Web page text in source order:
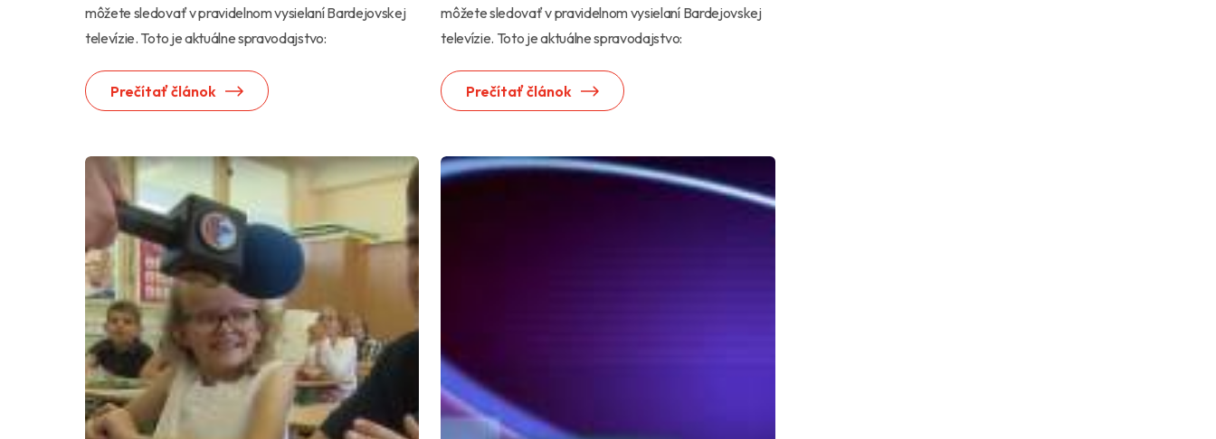
môžete sledovať v pravidelnom vysielaní Bardejovskej
televízie. Toto je aktuálne spravodajstvo:
Prečítať článok
môžete sledovať v pravidelnom vysielaní Bardejovskej
televízie. Toto je aktuálne spravodajstvo:
Prečítať článok